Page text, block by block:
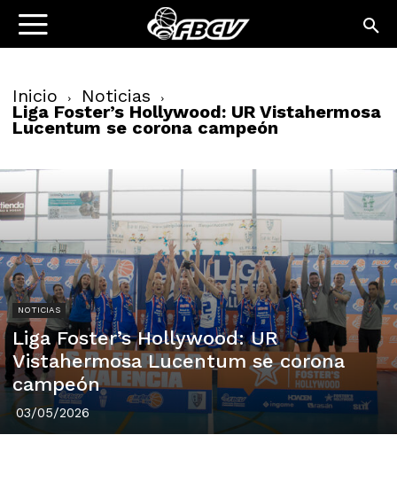
Inicio Noticias
Liga Foster’s Hollywood: UR Vistahermosa
Lucentum se corona campeón
NOTICIAS
Liga Foster’s Hollywood: UR
Vistahermosa Lucentum se corona
campeón
03/05/2026